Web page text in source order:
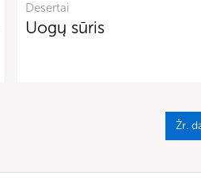
Desertai
Uogų sūris
Žr.